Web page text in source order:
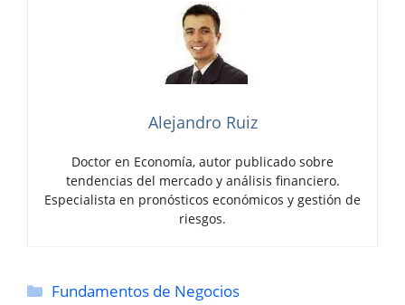
Alejandro Ruiz
Doctor en Economía, autor publicado sobre
tendencias del mercado y análisis financiero.
Especialista en pronósticos económicos y gestión de
riesgos.
Categorías
Fundamentos de Negocios